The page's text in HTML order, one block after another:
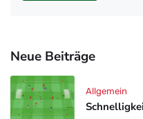
Neue Beiträge
Allgemein